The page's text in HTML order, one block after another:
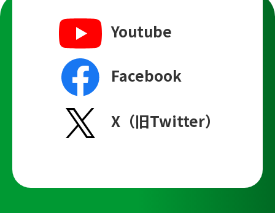
Youtube
Facebook
X（旧Twitter）